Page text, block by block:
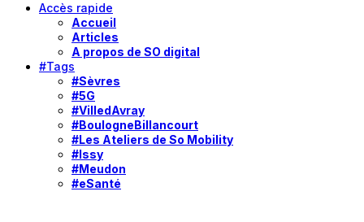
Accès rapide
Accueil
Articles
A propos de SO digital
#Tags
#Sèvres
#5G
#VilledAvray
#BoulogneBillancourt
#Les Ateliers de So Mobility
#Issy
#Meudon
#eSanté